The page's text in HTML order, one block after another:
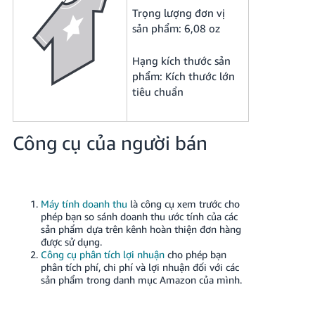
Trọng lượng đơn vị
sản phẩm: 6,08 oz
Hạng kích thước sản
phẩm: Kích thước lớn
tiêu chuẩn
Công cụ của người bán
Máy tính doanh thu là công cụ xem trước cho
phép bạn so sánh doanh thu ước tính của các
sản phẩm dựa trên kênh hoàn thiện đơn hàng
được sử dụng.
Công cụ phân tích lợi nhuậncho phép bạn
phân tích phí, chi phí và lợi nhuận đối với các
sản phẩm trong danh mục Amazon của mình.